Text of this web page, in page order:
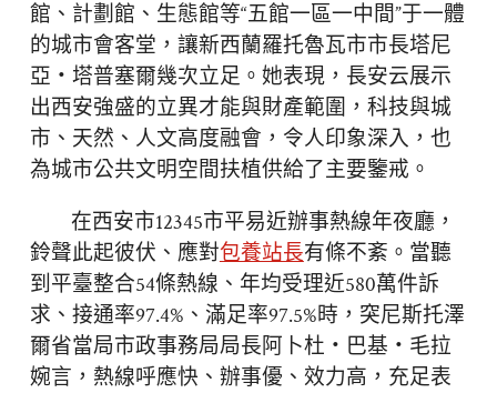
館、計劃館、生態館等“五館一區一中間”于一體
的城市會客堂，讓新西蘭羅托魯瓦市市長塔尼
亞・塔普塞爾幾次立足。她表現，長安云展示
出西安強盛的立異才能與財產範圍，科技與城
市、天然、人文高度融會，令人印象深入，也
為城市公共文明空間扶植供給了主要鑒戒。
在西安市12345市平易近辦事熱線年夜廳，
鈴聲此起彼伏、應對包養站長有條不紊。當聽
到平臺整合54條熱線、年均受理近580萬件訴
求、接通率97.4%、滿足率97.5%時，突尼斯托澤
爾省當局市政事務局局長阿卜杜・巴基・毛拉
婉言，熱線呼應快、辦事優、效力高，充足表